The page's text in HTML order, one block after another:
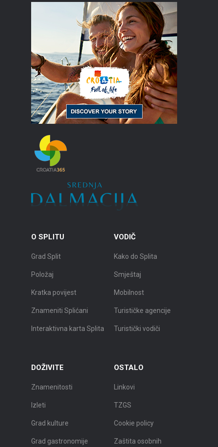
O SPLITU
Grad Split
Položaj
Kratka povijest
Znameniti Splićani
Interaktivna karta Splita
VODIČ
Kako do Splita
Smještaj
Mobilnost
Turističke agencije
Turistički vodiči
DOŽIVITE
Znamenitosti
Izleti
Grad kulture
Grad gastronomije
OSTALO
Linkovi
TZGS
Cookie policy
Zaštita osobnih